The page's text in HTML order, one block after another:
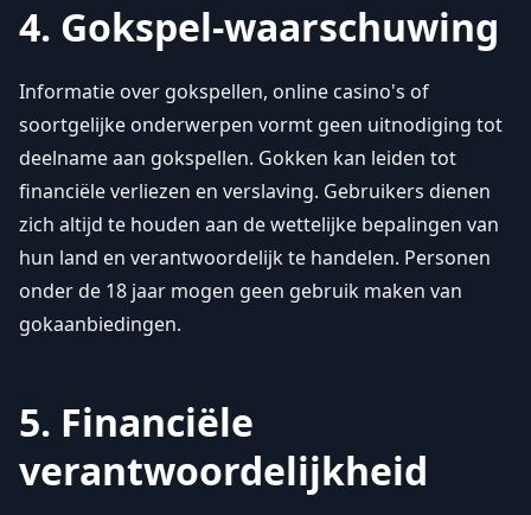
4. Gokspel-waarschuwing
Informatie over gokspellen, online casino's of
soortgelijke onderwerpen vormt geen uitnodiging tot
deelname aan gokspellen. Gokken kan leiden tot
financiële verliezen en verslaving. Gebruikers dienen
zich altijd te houden aan de wettelijke bepalingen van
hun land en verantwoordelijk te handelen. Personen
onder de 18 jaar mogen geen gebruik maken van
gokaanbiedingen.
5. Financiële
verantwoordelijkheid